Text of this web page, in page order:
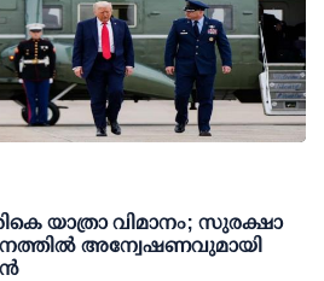
യാത്രാ വിമാനം; സുരക്ഷാ
അന്വേഷണവുമായി